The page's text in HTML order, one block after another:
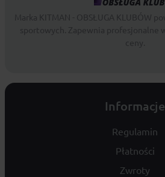
Informacje
Regulamin
Płatności
Zwroty